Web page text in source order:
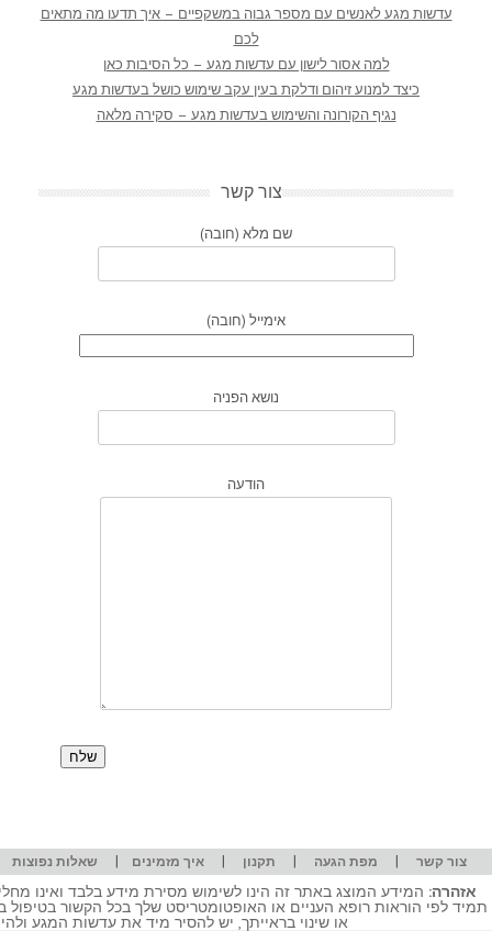
עדשות מגע לאנשים עם מספר גבוה במשקפיים – איך תדעו מה מתאים
לכם
למה אסור לישון עם עדשות מגע – כל הסיבות כאן
כיצד למנוע זיהום ודלקת בעין עקב שימוש כושל בעדשות מגע
נגיף הקורונה והשימוש בעדשות מגע – סקירה מלאה
צור קשר
שם מלא (חובה)
אימייל (חובה)
נושא הפניה
הודעה
צור קשר | מפת הגעה | תקנון |איך מזמינים | שאלות נפוצות
אזהרה: המידע המוצג באתר זה הינו לשימוש מסירת מידע בלבד ואינו
תמיד לפי הוראות רופא העניים או האופטומטריסט שלך בכל הקשור
או שינוי בראייתך, יש להסיר מיד את עדשות המגע